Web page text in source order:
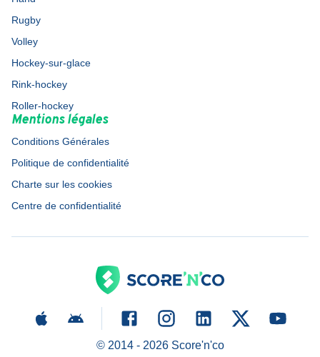
Rugby
Volley
Hockey-sur-glace
Rink-hockey
Roller-hockey
Mentions légales
Conditions Générales
Politique de confidentialité
Charte sur les cookies
Centre de confidentialité
© 2014 - 2026Score'n'co